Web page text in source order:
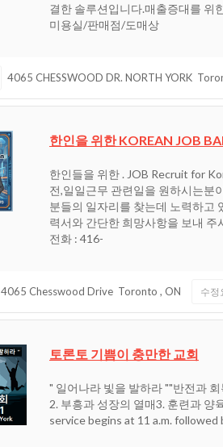
결한 솔루션입니다.매출증대를 위
미용실/판매점/도매상
4065 CHESSWOOD DR. NORTH YORK
한인을 위한 KOREAN JOB
한인들을 위한 . JOB Recruit for
전,일일근무 관련일을 원하시는분
분들의 일자리를 찾는데 노력하고
력서와 간단한 희망사항을 보내
전화 : 416-
4065 Chesswood Drive Toronto , ON 수정
토론토 기쁨이 충만한 교회
" 일어나라 빛을 발하라 ""반전과
2. 부흥과 성장의 열매3. 훈련과 양
service begins at 11 a.m. followed